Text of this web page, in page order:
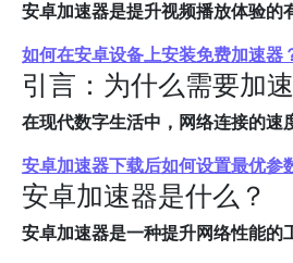
安卓加速器是提升视频播放体验的
如何在安卓设备上安装免费加速器
引言：为什么需要加
在现代数字生活中，网络连接的速
安卓加速器下载后如何设置最优参
安卓加速器是什么？
安卓加速器是一种提升网络性能的